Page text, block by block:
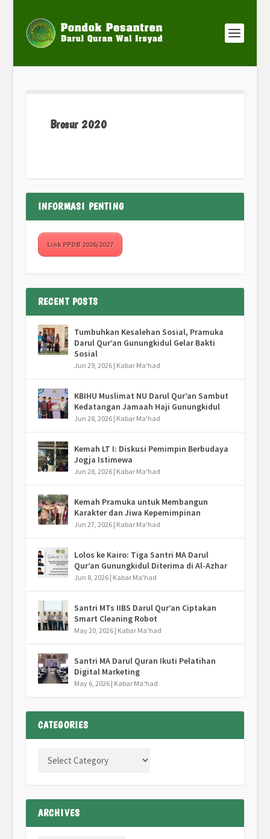
Brosur 2020
INFORMASI PENTING
Link PPDB 2026/2027
RECENT POSTS
Tumbuhkan Kesalehan Sosial, Pramuka
Darul Qur’an Gunungkidul Gelar Bakti
Sosial
Jun 29, 2026| Kabar Ma'had
KBIHU Muslimat NU Darul Qur’an Sambut
Kedatangan Jamaah Haji Gunungkidul
Jun 28, 2026| Kabar Ma'had
Kemah LT I: Diskusi Pemimpin Berbudaya
Jogja Istimewa
Jun 28, 2026| Kabar Ma'had
Kemah Pramuka untuk Membangun
Karakter dan Jiwa Kepemimpinan
Jun 27, 2026| Kabar Ma'had
Lolos ke Kairo: Tiga Santri MA Darul
Qur’an Gunungkidul Diterima di Al-Azhar
Jun 8, 2026| Kabar Ma'had
Santri MTs IIBS Darul Qur’an Ciptakan
Smart Cleaning Robot
May 20, 2026| Kabar Ma'had
Santri MA Darul Quran Ikuti Pelatihan
Digital Marketing
May 6, 2026| Kabar Ma'had
CATEGORIES
ARCHIVES